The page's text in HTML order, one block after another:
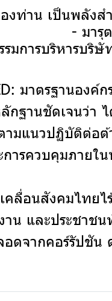
งท่าน เป็นพลังส
- มารุ
รมการบริหารบ
มาตรฐานองค์ก
กฐานชัดเจนว่า
มแนวปฏิบัติต่อต้
การควบคุมภายใ
คลื่อนสังคมไทย
น และประชาช
ดจากคอร์รัปชัน